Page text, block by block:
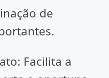
de
Facilita a